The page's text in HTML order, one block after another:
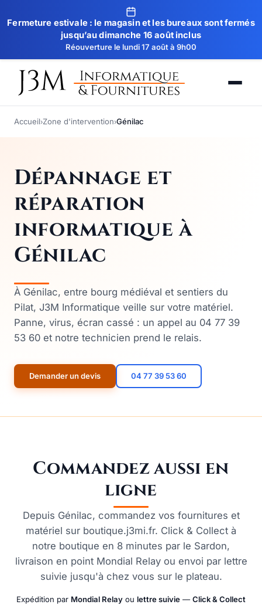
Fermeture estivale : le magasin et les bureaux sont fermés
jusqu’au dimanche 16 août inclus
Réouverture le lundi 17 août à 9h00
Accueil›Zone d'intervention›Génilac
Dépannage et
réparation
informatique à
Génilac
À Génilac, entre bourg médiéval et sentiers du
Pilat, J3M Informatique veille sur votre matériel.
Panne, virus, écran cassé : un appel au 04 77 39
53 60 et notre technicien prend le relais.
Demander un devis 04 77 39 53 60
Commandez aussi en
ligne
Depuis Génilac, commandez vos fournitures et
matériel sur boutique.j3mi.fr. Click & Collect à
notre boutique en 8 minutes par le Sardon,
livraison en point Mondial Relay ou envoi par lettre
suivie jusqu'à chez vous sur le plateau.
Expédition par Mondial Relay ou lettre suivie — Click & Collect